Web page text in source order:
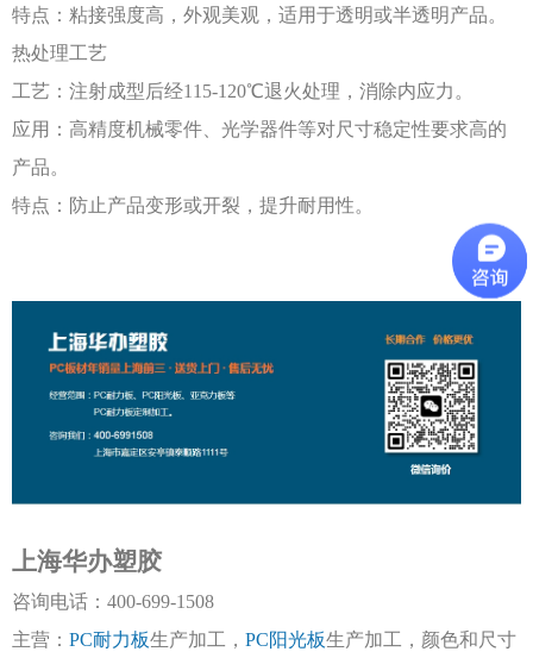
特点：粘接强度高，外观美观，适用于透明或半透明产品。
热处理工艺
工艺：注射成型后经115-120℃退火处理，消除内应力。
应用：高精度机械零件、光学器件等对尺寸稳定性要求高的
产品。
特点：防止产品变形或开裂，提升耐用性。
上海华办塑胶
咨询电话： 400-699-1508
主营： PC耐力板生产加工， PC阳光板生产加工，颜色和尺寸